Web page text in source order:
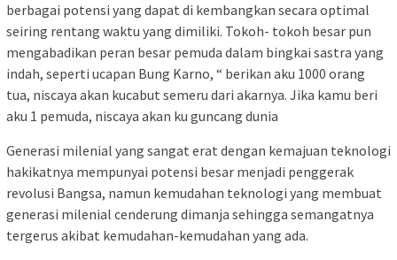
berbagai potensi yang dapat di kembangkan secara optimal
seiring rentang waktu yang dimiliki. Tokoh- tokoh besar pun
mengabadikan peran besar pemuda dalam bingkai sastra yang
indah, seperti ucapan Bung Karno, “ berikan aku 1000 orang
tua, niscaya akan kucabut semeru dari akarnya. Jika kamu beri
aku 1 pemuda, niscaya akan ku guncang dunia
Generasi milenial yang sangat erat dengan kemajuan teknologi
hakikatnya mempunyai potensi besar menjadi penggerak
revolusi Bangsa, namun kemudahan teknologi yang membuat
generasi milenial cenderung dimanja sehingga semangatnya
tergerus akibat kemudahan-kemudahan yang ada.